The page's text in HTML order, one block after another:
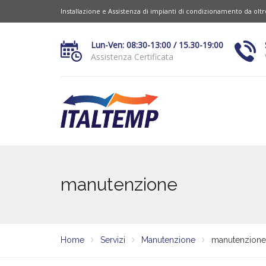
Installazione e Assistenza di impianti di condizionamento da
Lun-Ven: 08:30-13:00 / 15.30-19:00
Assistenza Certificata
manutenzione
Home Servizi Manutenzione manutenzione